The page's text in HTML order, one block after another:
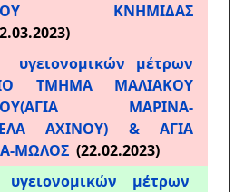
ΚΝΗΜΙΔΑΣ
μέτρων
ΤΜΗΜΑ ΜΑΛΙΑΚΟΥ
ΜΑΡΙΝΑ-
ΑΧΙΝΟΥ) & ΑΓΙΑ
ΜΩΛΟΣ (22.02.2023)
μέτρων